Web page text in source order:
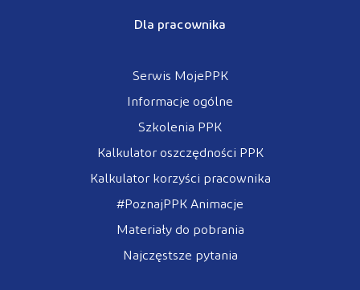
Dla pracownika
Serwis MojePPK
Informacje ogólne
Szkolenia PPK
Kalkulator oszczędności PPK
Kalkulator korzyści pracownika
#PoznajPPK Animacje
Materiały do pobrania
Najczęstsze pytania